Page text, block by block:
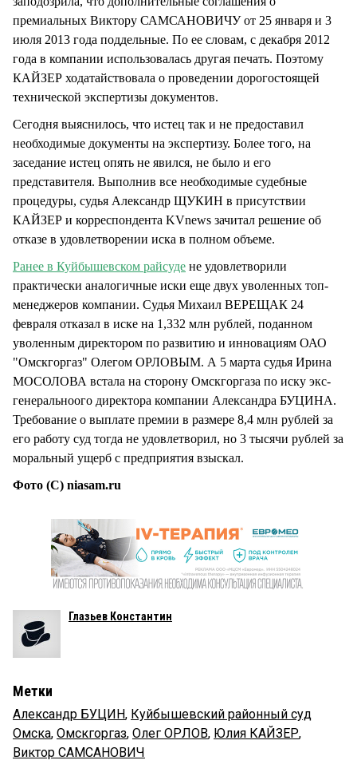
премиальных Виктору САМСАНОВИЧУ от 25 января и 3
июля 2013 года поддельные. По ее словам, с декабря 2012
года в компании использовалась другая печать. Поэтому
КАЙЗЕР ходатайствовала о проведении дорогостоящей
технической экспертизы документов.
Сегодня выяснилось, что истец так и не предоставил
необходимые документы на экспертизу. Более того, на
заседание истец опять не явился, не было и его
представителя. Выполнив все необходимые судебные
процедуры, судья Александр ЩУКИН в присутствии
КАЙЗЕР и корреспондента KVnews зачитал решение об
отказе в удовлетворении иска в полном объеме.
Ранее в Куйбышевском райсуде не удовлетворили
практически аналогичные иски еще двух уволенных топ-
менеджеров компании. Судья Михаил ВЕРЕЩАК 24
февраля отказал в иске на 1,332 млн рублей, поданном
уволенным директором по развитию и инновациям ОАО
"Омскгоргаз" Олегом ОРЛОВЫМ. А 5 марта судья Ирина
МОСОЛОВА встала на сторону Омскгоргаза по иску экс-
генеральноого директора компании Александра БУЦИНА.
Требование о выплате премии в размере 8,4 млн рублей за
его работу суд тогда не удовлетворил, но 3 тысячи рублей за
моральный ущерб с предприятия взыскал.
Фото (С) niasam.ru
Глазьев Константин
Метки
Александр БУЦИН, Куйбышевский районный суд
Омска, Омскгоргаз, Олег ОРЛОВ, Юлия КАЙЗЕР,
Виктор САМСАНОВИЧ